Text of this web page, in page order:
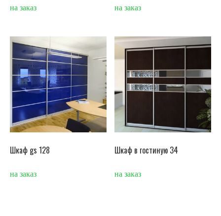
на заказ на заказ
Шкаф gs 128
на заказ
Шкаф в гостиную 34
на заказ